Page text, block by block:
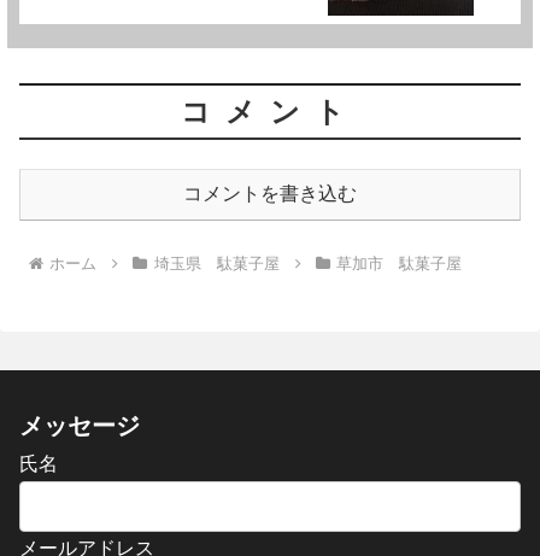
コメント
コメントを書き込む
ホーム 埼玉県 駄菓子屋 草加市 駄菓子屋
メッセージ
氏名
メールアドレス